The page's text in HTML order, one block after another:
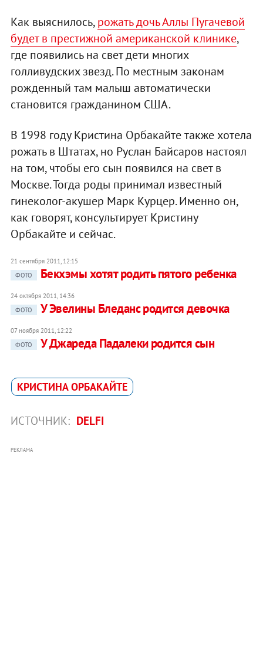
Как выяснилось,рожать дочь Аллы Пугачевой
будет в престижной американской клинике,
где появились на свет дети многих
голливудских звезд. По местным законам
рожденный там малыш автоматически
становится гражданином США.
В 1998 году Кристина Орбакайте также хотела
рожать в Штатах, но Руслан Байсаров настоял
на том, чтобы его сын появился на свет в
Москве. Тогда роды принимал известный
гинеколог-акушер Марк Курцер. Именно он,
как говорят, консультирует Кристину
Орбакайте и сейчас.
21 сентября 2011, 12:15
ФОТО
Бекхэмы хотят родить пятого ребенка
24 октября 2011, 14:36
ФОТО
У Эвелины Бледанс родится девочка
07 ноября 2011, 12:22
ФОТО
У Джареда Падалеки родится сын
КРИСТИНА ОРБАКАЙТЕ
ИСТОЧНИК: DELFI
РЕКЛАМА